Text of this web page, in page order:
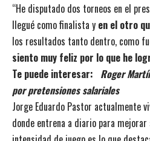
“He disputado dos torneos en el
llegué como finalista y en el otro
los resultados tanto dentro, como
siento muy feliz por lo que he
Te puede interesar: Roger
por pretensiones salariales
Jorge Eduardo Pastor actualmente
donde entrena a diario para mejorar